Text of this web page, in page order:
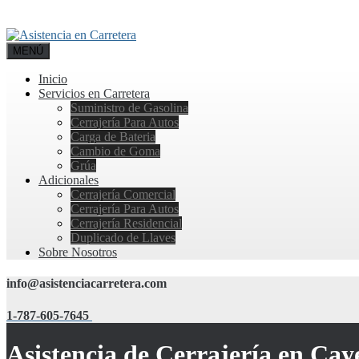
MENÚ
Inicio
Servicios en Carretera
Suministro de Gasolina
Cerrajería Para Autos
Carga de Bateria
Cambio de Goma
Grúa
Adicionales
Cerrajería Comercial
Cerrajería Para Autos
Cerrajería Residencial
Duplicado de Llaves
Sobre Nosotros
info@asistenciacarretera.com
1-787-605-7645